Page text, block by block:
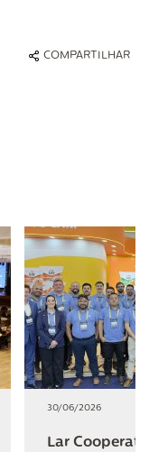
COMPARTILHAR
30/06/2026
Lar